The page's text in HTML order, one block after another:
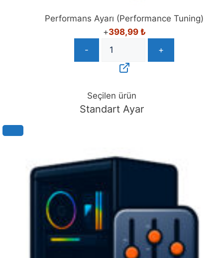
Performans Ayarı (Performance Tuning)
+398,99 ₺
-
+
Seçilen ürün
Standart Ayar